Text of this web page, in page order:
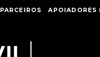
PARCEIROS APOIADORES